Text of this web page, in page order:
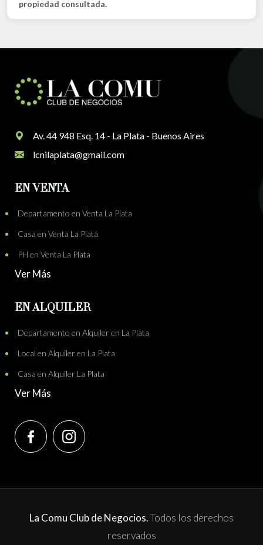
propiedad consultada.
Av. 44 948 Esq. 14 - La Plata - Buenos Aires
lcnilaplata@gmail.com
EN VENTA
Departamento en Venta La Plata
Casa en Venta La Plata
PH en Venta La Plata
Ver Más
EN ALQUILER
Departamento en Alquiler en La Plata
Local en Alquiler en La Plata
Casa en Alquiler La Plata
Ver Más
La Comu Club de Negocios.Todos los derechos
reservados